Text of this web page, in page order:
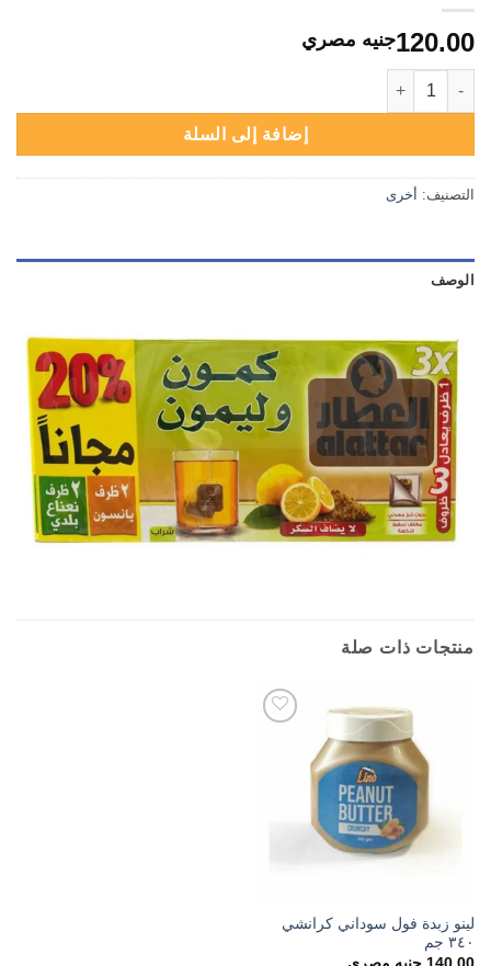
120.00جنيه مصري
كمية العطار كمون وليمون× 24 ظرف
إضافة إلى السلة
التصنيف: أخرى
الوصف
منتجات ذات صلة
لينو زبدة فول سوداني كرانشي
٣٤٠ جم